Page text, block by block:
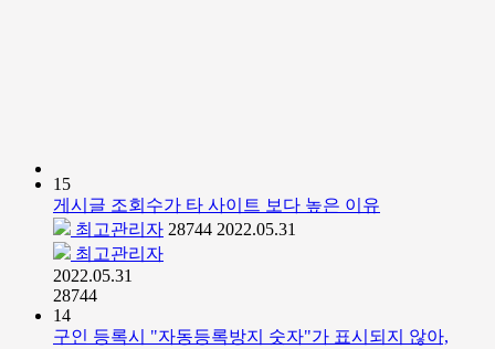
15
게시글 조회수가 타 사이트 보다 높은 이유
최고관리자 28744 2022.05.31
최고관리자
2022.05.31
28744
14
구인 등록시 "자동등록방지 숫자"가 표시되지 않아,